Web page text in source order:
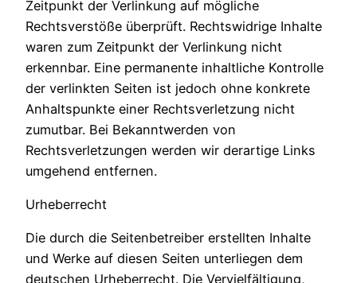
Zeitpunkt der Verlinkung auf mögliche
Rechtsverstöße überprüft. Rechtswidrige Inhalte
waren zum Zeitpunkt der Verlinkung nicht
erkennbar. Eine permanente inhaltliche Kontrolle
der verlinkten Seiten ist jedoch ohne konkrete
Anhaltspunkte einer Rechtsverletzung nicht
zumutbar. Bei Bekanntwerden von
Rechtsverletzungen werden wir derartige Links
umgehend entfernen.
Urheberrecht
Die durch die Seitenbetreiber erstellten Inhalte
und Werke auf diesen Seiten unterliegen dem
deutschen Urheberrecht. Die Vervielfältigung,